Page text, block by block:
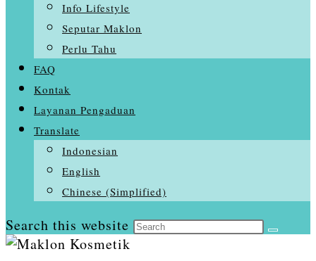
Info Lifestyle
Seputar Maklon
Perlu Tahu
FAQ
Kontak
Layanan Pengaduan
Translate
Indonesian
English
Chinese (Simplified)
Search this website